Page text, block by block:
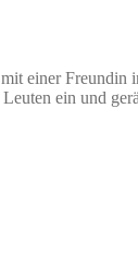
einer
ein und